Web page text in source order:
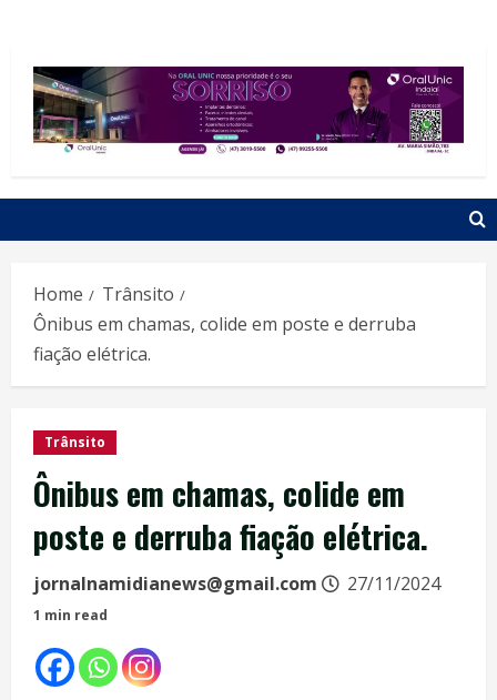
Home
Trânsito
Ônibus em chamas, colide em poste e derruba
fiação elétrica.
Trânsito
Ônibus em chamas, colide em
poste e derruba fiação elétrica.
jornalnamidianews@gmail.com 27/11/2024
1 min read